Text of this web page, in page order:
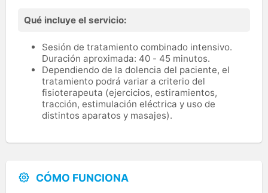
Qué incluye el servicio:
Sesión de tratamiento combinado intensivo.
Duración aproximada: 40 - 45 minutos.
Dependiendo de la dolencia del paciente, el
tratamiento podrá variar a criterio del
fisioterapeuta (ejercicios, estiramientos,
tracción, estimulación eléctrica y uso de
distintos aparatos y masajes).
CÓMO FUNCIONA